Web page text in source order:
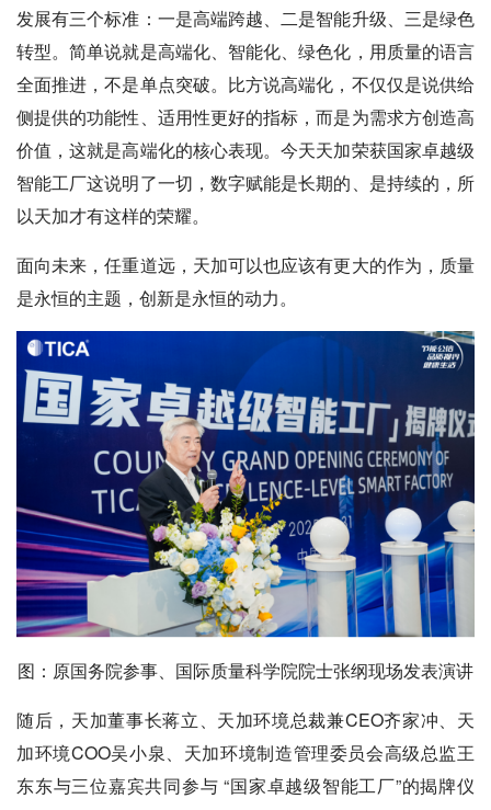
发展有三个标准：一是高端跨越、二是智能升级、三是绿色
转型。简单说就是高端化、智能化、绿色化，用质量的语言
全面推进，不是单点突破。比方说高端化，不仅仅是说供给
侧提供的功能性、适用性更好的指标，而是为需求方创造高
价值，这就是高端化的核心表现。今天天加荣获国家卓越级
智能工厂这说明了一切，数字赋能是长期的、是持续的，所
以天加才有这样的荣耀。
面向未来，任重道远，天加可以也应该有更大的作为，质量
是永恒的主题，创新是永恒的动力。
图：原国务院参事、国际质量科学院院士张纲现场发表演讲
随后，天加董事长蒋立、天加环境总裁兼CEO齐家冲、天
加环境COO吴小泉、天加环境制造管理委员会高级总监王
东东与三位嘉宾共同参与 “国家卓越级智能工厂”的揭牌仪